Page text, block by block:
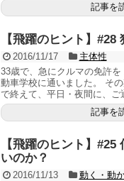
記事を
【飛躍のヒント】#28
2016/11/17
主体性
33歳で、急にクルマの免許
動車学校に通いました。 そ
で終えて、平日・夜間に、ご
記事を
【飛躍のヒント】
いのか？
2016/11/13
動く・動